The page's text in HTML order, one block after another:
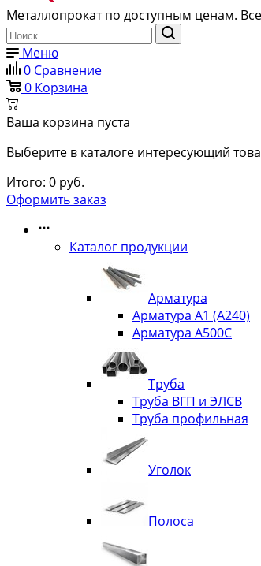
Металлопрокат по доступным ценам.
Меню
0 Сравнение
0 Корзина
Ваша корзина пуста
Выберите в каталоге интересующий
Итого: 0 руб.
Оформить заказ
Каталог продукции
Арматура
Арматура А1 (А240)
Арматура А500С
Труба
Труба ВГП и ЭЛСВ
Труба профильная
Уголок
Полоса